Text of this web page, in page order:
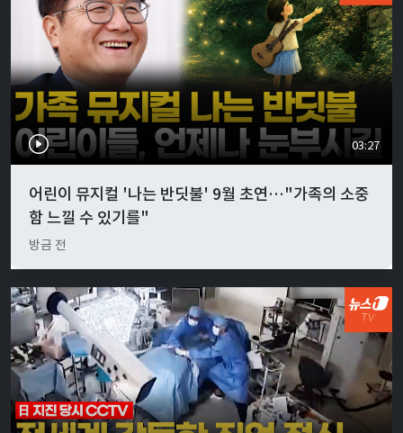
03:27
어린이 뮤지컬 '나는 반딧불' 9월 초연…"가족의 소중
함 느낄 수 있기를"
방금 전